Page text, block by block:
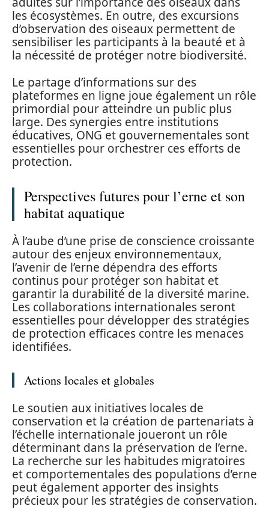
les écosystèmes. En outre, des excursions
d’observation des oiseaux permettent de
sensibiliser les participants à la beauté et à
la nécessité de protéger notre biodiversité.
Le partage d’informations sur des
plateformes en ligne joue également un rôle
primordial pour atteindre un public plus
large. Des synergies entre institutions
éducatives, ONG et gouvernementales sont
essentielles pour orchestrer ces efforts de
protection.
Perspectives futures pour l’erne et son
habitat aquatique
À l’aube d’une prise de conscience croissante
autour des enjeux environnementaux,
l’avenir de l’erne dépendra des efforts
continus pour protéger son habitat et
garantir la durabilité de la diversité marine.
Les collaborations internationales seront
essentielles pour développer des stratégies
de protection efficaces contre les menaces
identifiées.
Actions locales et globales
Le soutien aux initiatives locales de
conservation et la création de partenariats à
l’échelle internationale joueront un rôle
déterminant dans la préservation de l’erne.
La recherche sur les habitudes migratoires
et comportementales des populations d’erne
peut également apporter des insights
précieux pour les stratégies de conservation.